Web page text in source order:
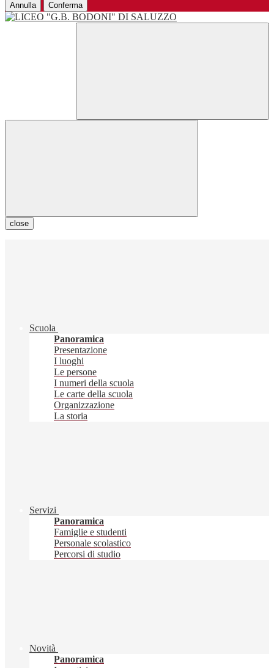
Annulla Conferma
close
Scuola
Panoramica
Presentazione
I luoghi
Le persone
I numeri della scuola
Le carte della scuola
Organizzazione
La storia
Servizi
Panoramica
Famiglie e studenti
Personale scolastico
Percorsi di studio
Novità
Panoramica